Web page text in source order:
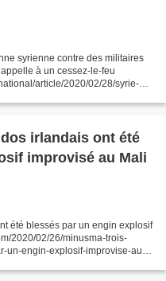
syrienne contre des militaires
à un cessez-le-feu
article/2020/02/28/syrie-au-
irlandais ont été
improvisé au Mali
été blessés par un engin explosif
2020/02/26/minusma-trois-
un-engin-explosif-improvise-au-